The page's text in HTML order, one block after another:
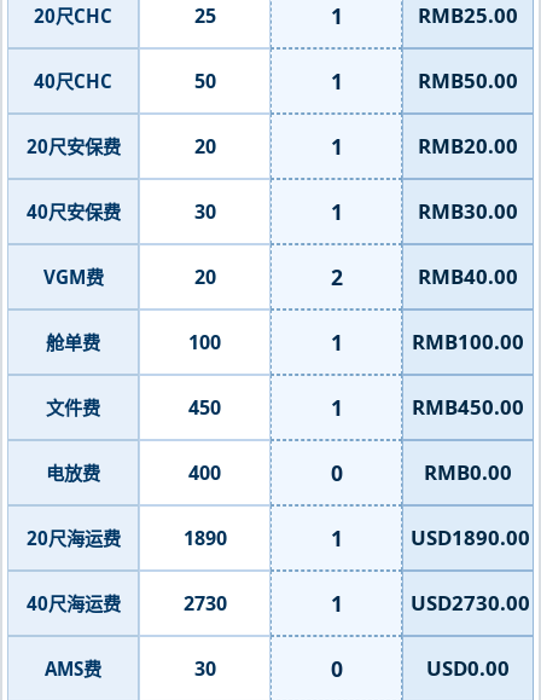
20尺CHC 25 1 RMB25.00
40尺CHC 50 1 RMB50.00
20尺安保费 20 1 RMB20.00
40尺安保费 30 1 RMB30.00
VGM费 20 2 RMB40.00
舱单费 100 1 RMB100.00
文件费 450 1 RMB450.00
电放费 400 0 RMB0.00
20尺海运费 1890 1 USD1890.00
40尺海运费 2730 1 USD2730.00
AMS费 30 0 USD0.00